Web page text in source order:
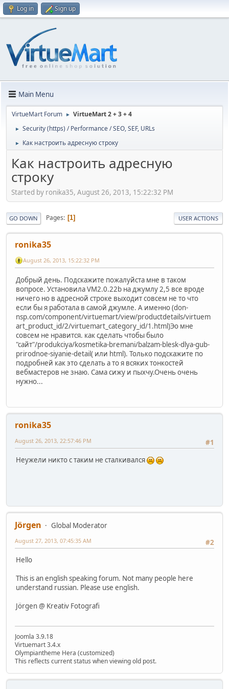
Log in Sign up
Main Menu
VirtueMart Forum ► VirtueMart 2 + 3 + 4
► Security (https) / Performance / SEO, SEF, URLs
► Как настроить адресную строку
Как настроить адресную
строку
Started by ronika35, August 26, 2013, 15:22:32 PM
GO DOWN Pages 1 USER ACTIONS
ronika35
August 26, 2013, 15:22:32 PM
Добрый день. Подскажите пожалуйста мне в таком
вопросе. Установила VM2.0.22b на джумлу 2,5 все вроде
ничего но в адресной строке выходит совсем не то что
если бы я работала в самой джумле. А именно (don-
nsp.com/component/virtuemart/view/productdetails/virtuem
art_product_id/2/virtuemart_category_id/1.html)Эо мне
совсем не нравится. как сделать чтобы было
"сайт"/produkciya/kosmetika-bremani/balzam-blesk-dlya-gub-
prirodnoe-siyanie-detail( или html). Только подскажите по
подробней как это сделать а то я всяких тонкостей
вебмастеров не знаю. Сама сижу и пыхчу.Очень очень
нужно...
ronika35
#1
August 26, 2013, 22:57:46 PM
Неужели никто с таким не сталкивался
Jörgen
Global Moderator
#2
August 27, 2013, 07:45:35 AM
Hello
This is an english speaking forum. Not many people here
understand russian. Please use english.
Jörgen @ Kreativ Fotografi
Joomla 3.9.18
Virtuemart 3.4.x
Olympiantheme Hera (customized)
This reflects current status when viewing old post.